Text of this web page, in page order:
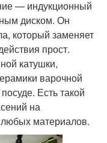
— индукционный
диском. Он
который заменяет
прост.
катушки,
варочной
Есть такой
на
материалов.